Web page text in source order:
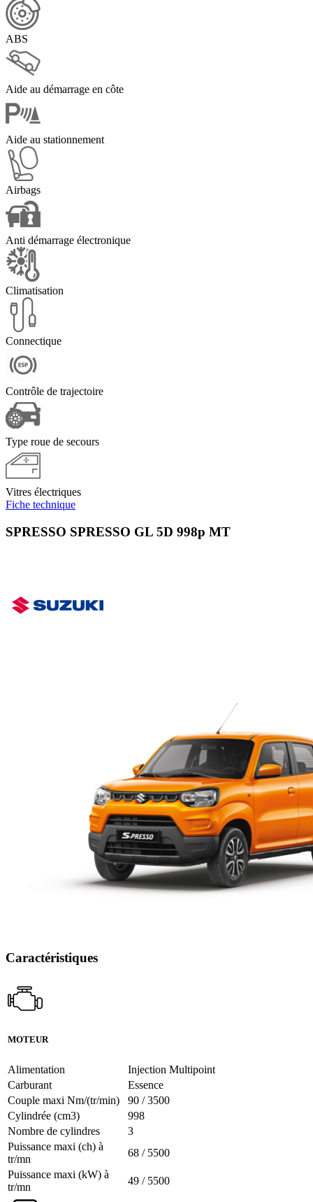
ABS
Aide au démarrage en côte
Aide au stationnement
Airbags
Anti démarrage électronique
Climatisation
Connectique
Contrôle de trajectoire
Type roue de secours
Vitres électriques
Fiche technique
SPRESSO SPRESSO GL 5D 998p MT
Caractéristiques
MOTEUR
Alimentation
Injection Multipoint
Carburant
Essence
Couple maxi Nm/(tr/min)
90 / 3500
Cylindrée (cm3)
998
Nombre de cylindres
3
Puissance maxi (ch) à
tr/mn
68 / 5500
Puissance maxi (kW) à
tr/mn
49 / 5500